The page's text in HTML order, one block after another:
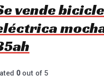
vende
0out of 5